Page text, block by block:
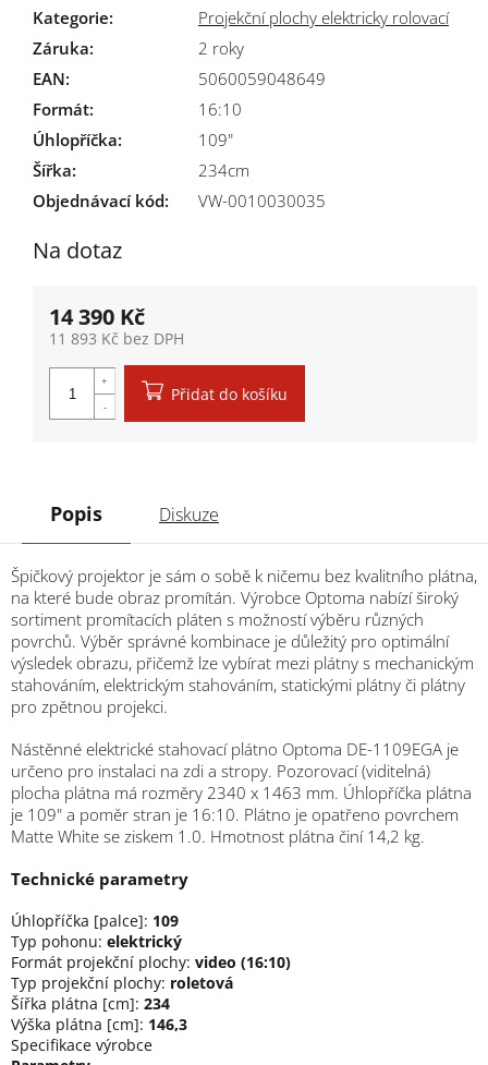
Na dotaz
Kategorie:
Projekční plochy elektricky rolovací
Záruka:
2 roky
EAN:
5060059048649
Formát:
16:10
Úhlopříčka:
109"
Šířka:
234cm
Objednávací kód:
VW-0010030035
14 390 Kč
11 893 Kč bez DPH
Přidat do košíku
Popis Diskuze
Špičkový projektor je sám o sobě k ničemu bez kvalitního plátna,
na které bude obraz promítán. Výrobce Optoma nabízí široký
sortiment promítacích pláten s možností výběru různých
povrchů. Výběr správné kombinace je důležitý pro optimální
výsledek obrazu, přičemž lze vybírat mezi plátny s mechanickým
stahováním, elektrickým stahováním, statickými plátny či plátny
pro zpětnou projekci.
Nástěnné elektrické stahovací plátno Optoma DE-1109EGA je
určeno pro instalaci na zdi a stropy. Pozorovací (viditelná)
plocha plátna má rozměry 2340 x 1463 mm. Úhlopříčka plátna
je 109" a poměr stran je 16:10. Plátno je opatřeno povrchem
Matte White se ziskem 1.0. Hmotnost plátna činí 14,2 kg.
Technické parametry
Úhlopříčka [palce]: 109
Typ pohonu: elektrický
Formát projekční plochy: video (16:10)
Typ projekční plochy: roletová
Šířka plátna [cm]: 234
Výška plátna [cm]: 146,3
Specifikace výrobce